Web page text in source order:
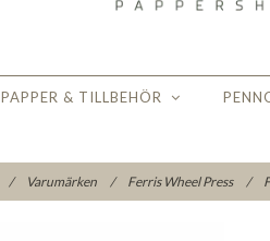
PAPPER & TILLBEHÖR
/ Varumärken / Ferris Wheel Press /